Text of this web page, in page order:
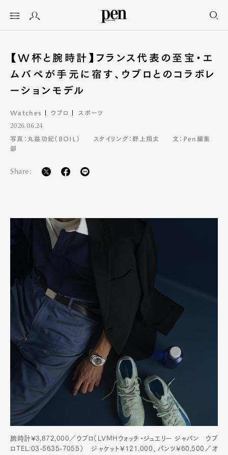
【W杯と腕時計】フランス代表の至宝・エ
ムバペが手元に宿す、ウブロとのコラボレ
ーションモデル
Watches ウブロ スポーツ
2026.06.24
写真：丸益功紀（BOIL）
スタイリング：野上翔太
文：Pen編集
部
Share:
腕時計¥3,872,000／ウブロ（LVMHウォッチ・ジュエリー ジャパン ウブ
ロTEL:03-5635-7055） ジャケット¥121,000、パンツ¥60,500／オ